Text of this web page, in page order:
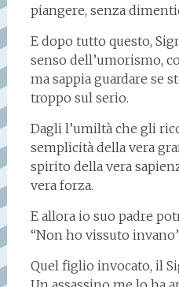
piangere, senza
E dopo tutto questo,
senso dell’umorismo,
ma sappia guardare se
troppo sul serio.
Dagli l’umiltà che gli
semplicità della vera
spirito della vera
vera forza.
E allora io suo padre
“Non ho vissuto
Quel figlio invocato, il